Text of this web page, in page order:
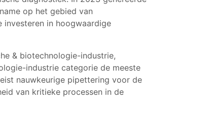
op het gebied van
in hoogwaardige
& biotechnologie-industrie,
industrie categorie de meeste
nauwkeurige pipettering voor de
van kritieke processen in de